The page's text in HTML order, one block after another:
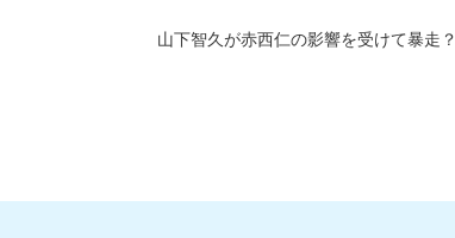
山下智久が赤西仁の影響を受けて暴走？